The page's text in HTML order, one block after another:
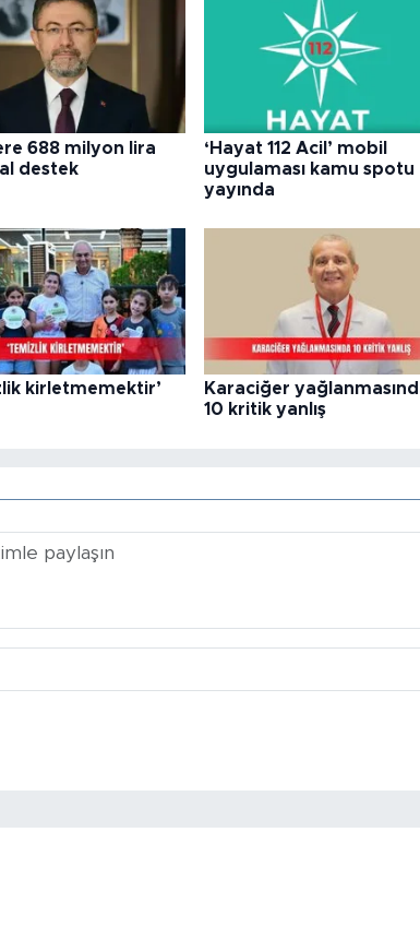
688 milyon lira
destek
‘Hayat 112 Acil’ mobil
uygulaması kamu spotu
yayında
kirletmemektir’
Karaciğer
10 kritik yanlış